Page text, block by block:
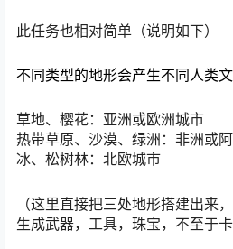
此任务也相对简单（说明如下）
不同类型的地形会产生不同人类
草地、樱花：亚洲或欧洲城市
热带草原、沙漠、绿洲：非洲或
冰、松树林：北欧城市
（这里直接把三处地形搭建出来
生成武器，工具，珠宝，不至于卡